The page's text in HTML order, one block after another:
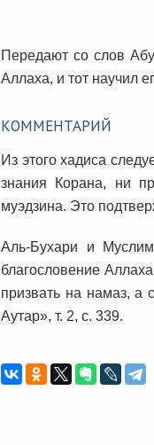
Передают со слов
Аллаха, и тот научил
КОММЕНТАРИЙ
Из этого хадиса
знания Корана, ни
муэдзина. Это
Аль-Бухари и
благословение
призвать на намаз, а
Аутар», т. 2, с. 339.